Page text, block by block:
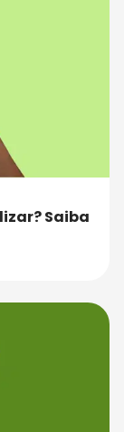
Saiba